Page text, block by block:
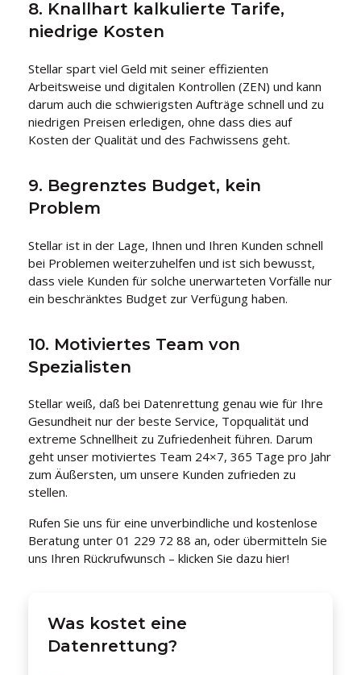
8. Knallhart kalkulierte Tarife,
niedrige Kosten
Stellar spart viel Geld mit seiner effizienten
Arbeitsweise und digitalen Kontrollen (ZEN) und kann
darum auch die schwierigsten Aufträge schnell und zu
niedrigen Preisen erledigen, ohne dass dies auf
Kosten der Qualität und des Fachwissens geht.
9. Begrenztes Budget, kein
Problem
Stellar ist in der Lage, Ihnen und Ihren Kunden schnell
bei Problemen weiterzuhelfen und ist sich bewusst,
dass viele Kunden für solche unerwarteten Vorfälle nur
ein beschränktes Budget zur Verfügung haben.
10. Motiviertes Team von
Spezialisten
Stellar weiß, daß bei Datenrettung genau wie für Ihre
Gesundheit nur der beste Service, Topqualität und
extreme Schnellheit zu Zufriedenheit führen. Darum
geht unser motiviertes Team 24×7, 365 Tage pro Jahr
zum Äußersten, um unsere Kunden zufrieden zu
stellen.
Rufen Sie uns für eine unverbindliche und kostenlose
Beratung unter 01 229 72 88 an, oder übermitteln Sie
uns Ihren Rückrufwunsch – klicken Sie dazu hier!
Was kostet eine
Datenrettung?